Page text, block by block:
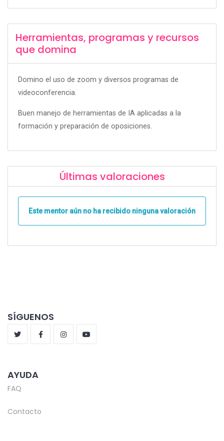
Herramientas, programas y recursos
que domina
Domino el uso de zoom y diversos programas de
videoconferencia.
Buen manejo de herramientas de IA aplicadas a la
formación y preparación de oposiciones.
Últimas valoraciones
Este mentor aún no ha recibido ninguna valoración
SÍGUENOS
AYUDA
FAQ
Contacto